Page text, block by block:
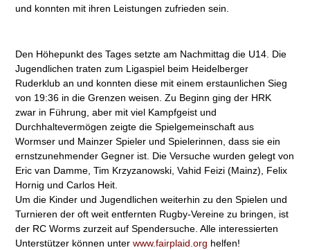
und konnten mit ihren Leistungen zufrieden sein.
Den Höhepunkt des Tages setzte am Nachmittag die U14. Die
Jugendlichen traten zum Ligaspiel beim Heidelberger
Ruderklub an und konnten diese mit einem erstaunlichen Sieg
von 19:36 in die Grenzen weisen. Zu Beginn ging der HRK
zwar in Führung, aber mit viel Kampfgeist und
Durchhaltevermögen zeigte die Spielgemeinschaft aus
Wormser und Mainzer Spieler und Spielerinnen, dass sie ein
ernstzunehmender Gegner ist. Die Versuche wurden gelegt von
Eric van Damme, Tim Krzyzanowski, Vahid Feizi (Mainz), Felix
Hornig und Carlos Heit.
Um die Kinder und Jugendlichen weiterhin zu den Spielen und
Turnieren der oft weit entfernten Rugby-Vereine zu bringen, ist
der RC Worms zurzeit auf Spendersuche. Alle interessierten
Unterstützer können unterwww.fairplaid.org helfen!